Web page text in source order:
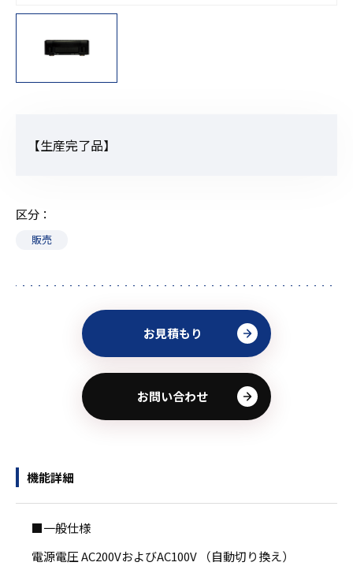
【生産完了品】
区分
販売
お見積もり
お問い合わせ
機能詳細
■一般仕様
電源電圧 AC200VおよびAC100V （自動切り換え）